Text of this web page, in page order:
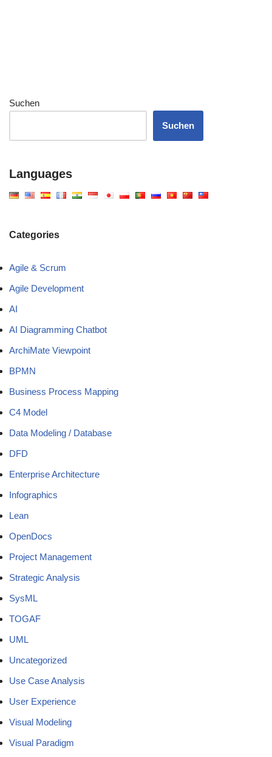
Suchen
Suchen
Languages
Categories
Agile & Scrum
Agile Development
AI
AI Diagramming Chatbot
ArchiMate Viewpoint
BPMN
Business Process Mapping
C4 Model
Data Modeling / Database
DFD
Enterprise Architecture
Infographics
Lean
OpenDocs
Project Management
Strategic Analysis
SysML
TOGAF
UML
Uncategorized
Use Case Analysis
User Experience
Visual Modeling
Visual Paradigm